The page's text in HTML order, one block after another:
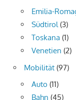
Emilia-
Südtirol(3)
Toskana (1)
Venetien (2)
Mobilität (97)
Auto (11)
Bahn (45)